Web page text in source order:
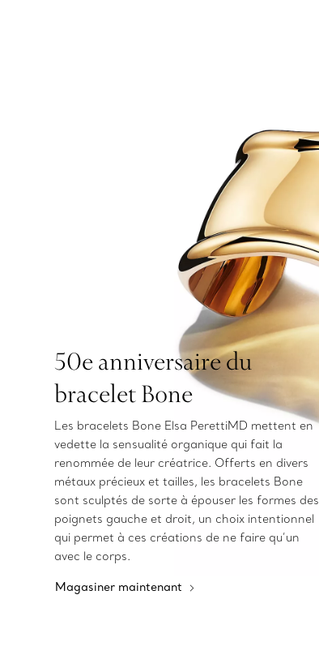
50e anniversaire du
bracelet Bone
Les bracelets Bone Elsa PerettiMD mettent en
vedette la sensualité organique qui fait la
renommée de leur créatrice. Offerts en divers
métaux précieux et tailles, les bracelets Bone
sont sculptés de sorte à épouser les formes des
poignets gauche et droit, un choix intentionnel
qui permet à ces créations de ne faire qu’un
avec le corps.
Magasiner maintenant